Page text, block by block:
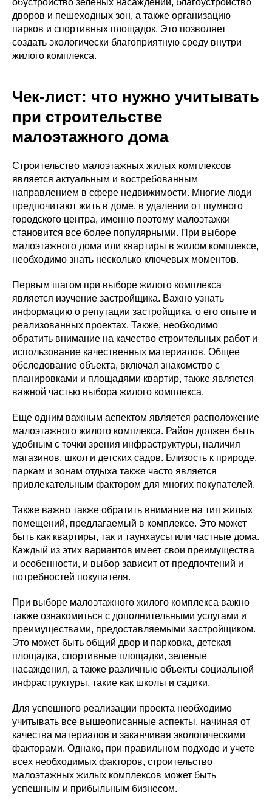
обустройство зеленых насаждений, благоустройство
дворов и пешеходных зон, а также организацию
парков и спортивных площадок. Это позволяет
создать экологически благоприятную среду внутри
жилого комплекса.
Чек-лист: что нужно учитывать
при строительстве
малоэтажного дома
Строительство малоэтажных жилых комплексов
является актуальным и востребованным
направлением в сфере недвижимости. Многие люди
предпочитают жить в доме, в удалении от шумного
городского центра, именно поэтому малоэтажки
становится все более популярными. При выборе
малоэтажного дома или квартиры в жилом комплексе,
необходимо знать несколько ключевых моментов.
Первым шагом при выборе жилого комплекса
является изучение застройщика. Важно узнать
информацию о репутации застройщика, о его опыте и
реализованных проектах. Также, необходимо
обратить внимание на качество строительных работ и
использование качественных материалов. Общее
обследование объекта, включая знакомство с
планировками и площадями квартир, также является
важной частью выбора жилого комплекса.
Еще одним важным аспектом является расположение
малоэтажного жилого комплекса. Район должен быть
удобным с точки зрения инфраструктуры, наличия
магазинов, школ и детских садов. Близость к природе,
паркам и зонам отдыха также часто является
привлекательным фактором для многих покупателей.
Также важно также обратить внимание на тип жилых
помещений, предлагаемый в комплексе. Это может
быть как квартиры, так и таунхаусы или частные дома.
Каждый из этих вариантов имеет свои преимущества
и особенности, и выбор зависит от предпочтений и
потребностей покупателя.
При выборе малоэтажного жилого комплекса важно
также ознакомиться с дополнительными услугами и
преимуществами, предоставляемыми застройщиком.
Это может быть общий двор и парковка, детская
площадка, спортивные площадки, зеленые
насаждения, а также различные объекты социальной
инфраструктуры, такие как школы и садики.
Для успешного реализации проекта необходимо
учитывать все вышеописанные аспекты, начиная от
качества материалов и заканчивая экологическими
факторами. Однако, при правильном подходе и учете
всех необходимых факторов, строительство
малоэтажных жилых комплексов может быть
успешным и прибыльным бизнесом.